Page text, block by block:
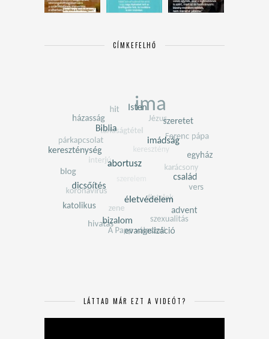
CÍMKEFELHŐ
LÁTTAD MÁR EZT A VIDEÓT?